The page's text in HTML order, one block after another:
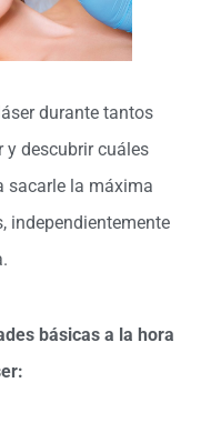
durante tantos
y descubrir cuáles
sacarle la máxima
independientemente
básicas a la hora